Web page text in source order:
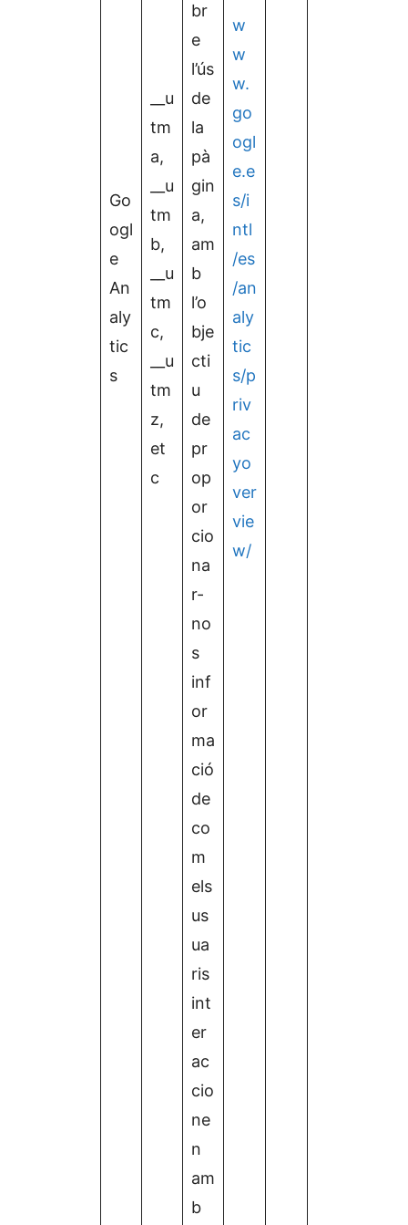
Go
ogl
e
An
aly
tic
s
__u
tm
a,
__u
tm
b,
__u
tm
c,
__u
tm
z,
et
c
br
e
l’ús
de
la
pà
gin
a,
am
b
l’o
bje
cti
u
de
pr
op
or
cio
na
r-
no
s
inf
or
ma
ció
de
co
m
els
us
ua
ris
int
er
ac
cio
ne
n
am
b
w
w
w.
go
ogl
e.e
s/i
ntl
/es
/an
aly
tic
s/p
riv
ac
yo
ver
vie
w/